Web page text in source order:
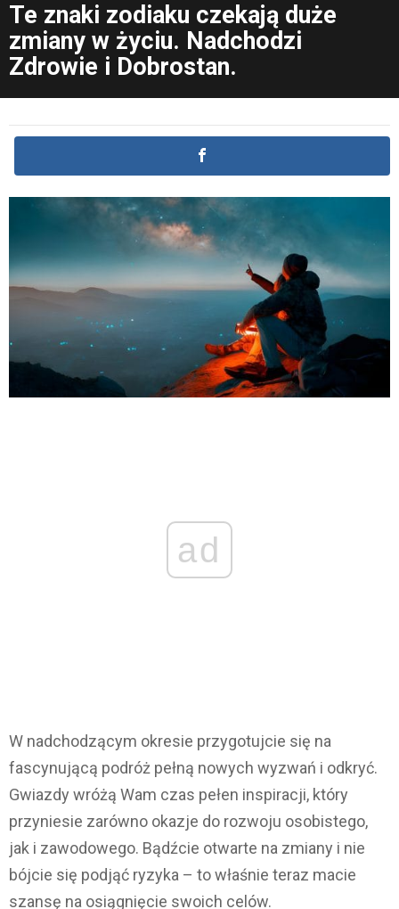
Te znaki zodiaku czekają duże
zmiany w życiu. Nadchodzi
Zdrowie i Dobrostan.
ad
W nadchodzącym okresie przygotujcie się na
fascynującą podróż pełną nowych wyzwań i odkryć.
Gwiazdy wróżą Wam czas pełen inspiracji, który
przyniesie zarówno okazje do rozwoju osobistego,
jak i zawodowego. Bądźcie otwarte na zmiany i nie
bójcie się podjąć ryzyka – to właśnie teraz macie
szansę na osiągnięcie swoich celów.